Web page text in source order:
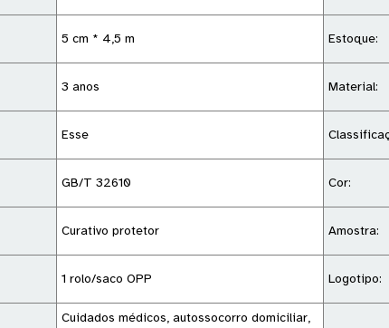
5 cm * 4,5 m Estoque:
3 anos Material:
Esse
GB/T 32610 Cor:
Curativo protetor Amostra:
1 rolo/saco OPP Logotipo:
Cuidados médicos, autossocorro domiciliar,